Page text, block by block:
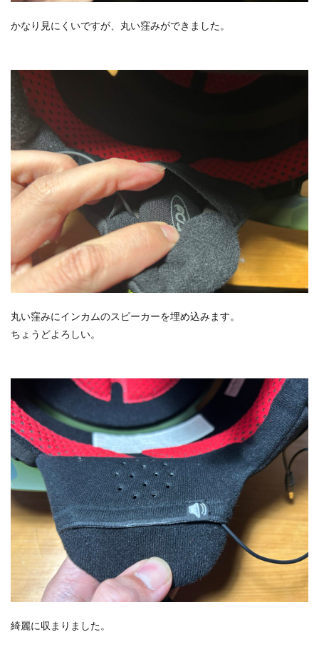
かなり見にくいですが、丸い窪みができました。
丸い窪みにインカムのスピーカーを埋め込みます。
ちょうどよろしい。
綺麗に収まりました。